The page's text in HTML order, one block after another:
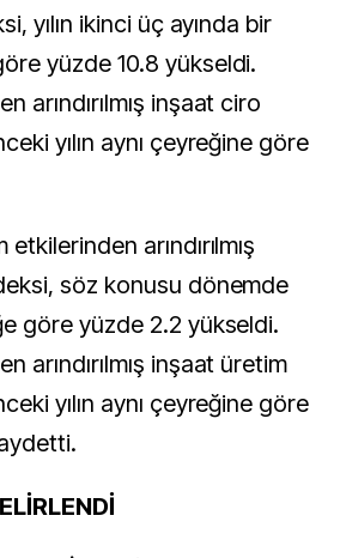
yılın ikinci üç ayında bir
yüzde 10.8 yükseldi.
arındırılmış inşaat ciro
yılın aynı çeyreğine göre
arındırılmış
söz konusu dönemde
göre yüzde 2.2 yükseldi.
arındırılmış inşaat üretim
yılın aynı çeyreğine göre